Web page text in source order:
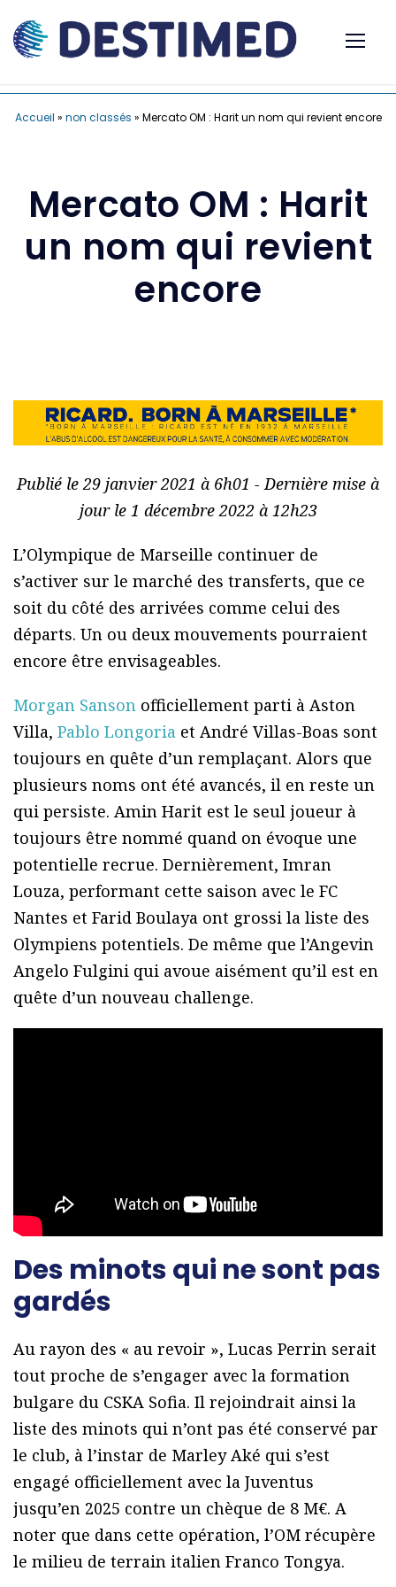
Accueil » non classés » Mercato OM : Harit un nom qui revient encore
Mercato OM : Harit
un nom qui revient
encore
Publié le 29 janvier 2021 à 6h01 - Dernière mise à
jour le 1 décembre 2022 à 12h23
L’Olympique de Marseille continuer de
s’activer sur le marché des transferts, que ce
soit du côté des arrivées comme celui des
départs. Un ou deux mouvements pourraient
encore être envisageables.
Morgan Sanson officiellement parti à Aston
Villa, Pablo Longoria et André Villas-Boas sont
toujours en quête d’un remplaçant. Alors que
plusieurs noms ont été avancés, il en reste un
qui persiste. Amin Harit est le seul joueur à
toujours être nommé quand on évoque une
potentielle recrue. Dernièrement, Imran
Louza, performant cette saison avec le FC
Nantes et Farid Boulaya ont grossi la liste des
Olympiens potentiels. De même que l’Angevin
Angelo Fulgini qui avoue aisément qu’il est en
quête d’un nouveau challenge.
Des minots qui ne sont pas
gardés
Au rayon des « au revoir », Lucas Perrin serait
tout proche de s’engager avec la formation
bulgare du CSKA Sofia. Il rejoindrait ainsi la
liste des minots qui n’ont pas été conservé par
le club, à l’instar de Marley Aké qui s’est
engagé officiellement avec la Juventus
jusqu’en 2025 contre un chèque de 8 M€. A
noter que dans cette opération, l’OM récupère
le milieu de terrain italien Franco Tongya.